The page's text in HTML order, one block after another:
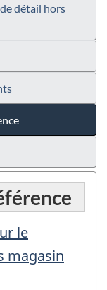
détail hors
le
magasin